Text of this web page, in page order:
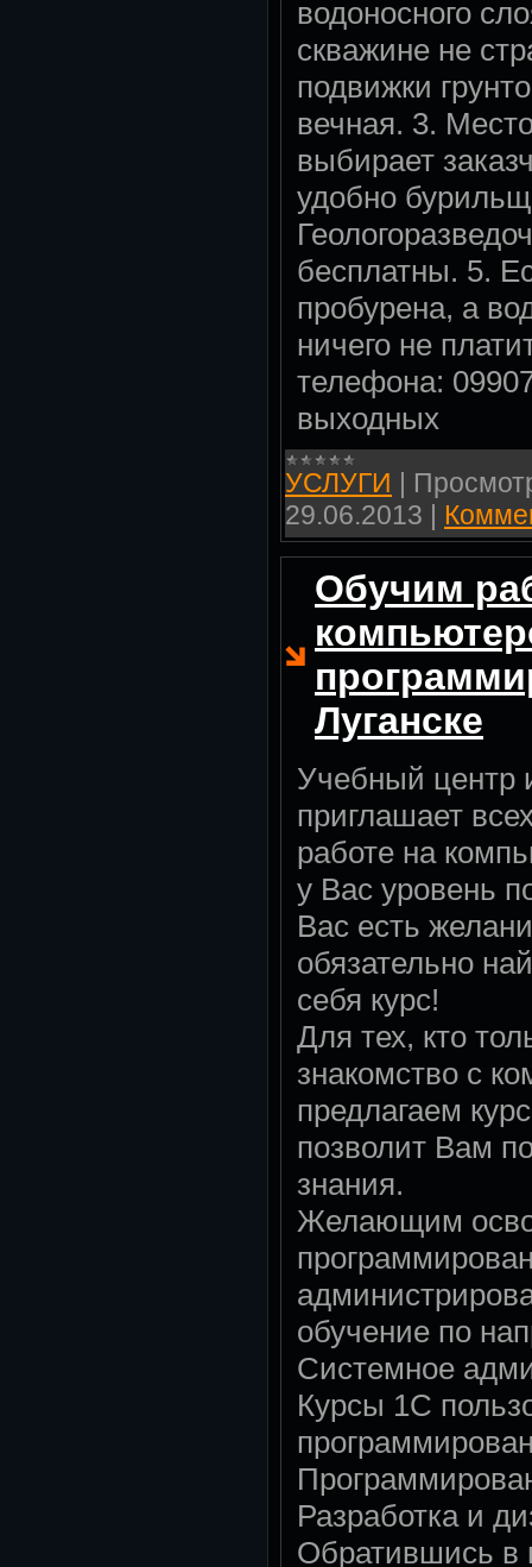
водоносного
скважине не
подвижки
вечная. 3.
выбирает
удобно
бесплатны. 5.
пробурена, а
ничего не
телефона:
выходных
УСЛУГИ
29.06.2013
Обучим
Луганске
Учебный центр
приглашает
работе на
у Вас уровень
Вас есть
обязательно
себя курс!
Для тех, кто
знакомство с
предлагаем
позволит Вам
знания.
Желающим
обучение по
Системное
Курсы 1С
Разработка и
Обратившись в